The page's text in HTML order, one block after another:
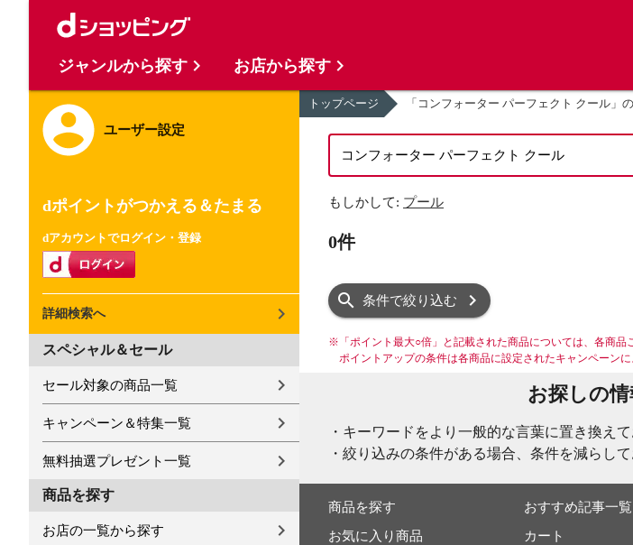
ユーザー設定
dポイントがつかえる＆たまる
dアカウントでログイン・登録
詳細検索へ
スペシャル＆セール
セール対象の商品一覧
キャンペーン＆特集一覧
無料抽選プレゼント一覧
商品を探す
お店の一覧から探す
トップページ 「コンフォーター パーフェクト クール」
もしかして: プール
0件
条件で絞り込む
※ 「ポイント最大○倍」と記載された商品については、各商
ポイントアップの条件は各商品に設定されたキャンペーン
お探しの
・キーワードをより一般的な言葉に置き換えて
・絞り込みの条件がある場合、条件を減らして
商品を探す
お気に入り商品
おすすめ記事一覧
カート
ジャンルから探す お店から探す